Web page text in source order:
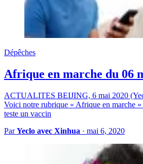
Dépêches
Afrique en marche du 06
ACTUALITES BEIJING, 6 mai 2020
Voici notre rubrique « Afrique en marche
teste un vaccin
ParYeclo avec Xinhua · mai 6, 2020